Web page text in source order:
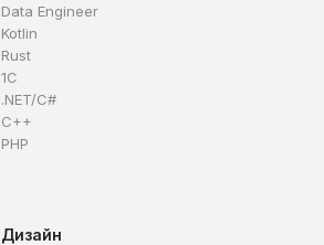
Data Engineer
Kotlin
Rust
1C
.NET/C#
C++
PHP
Дизайн